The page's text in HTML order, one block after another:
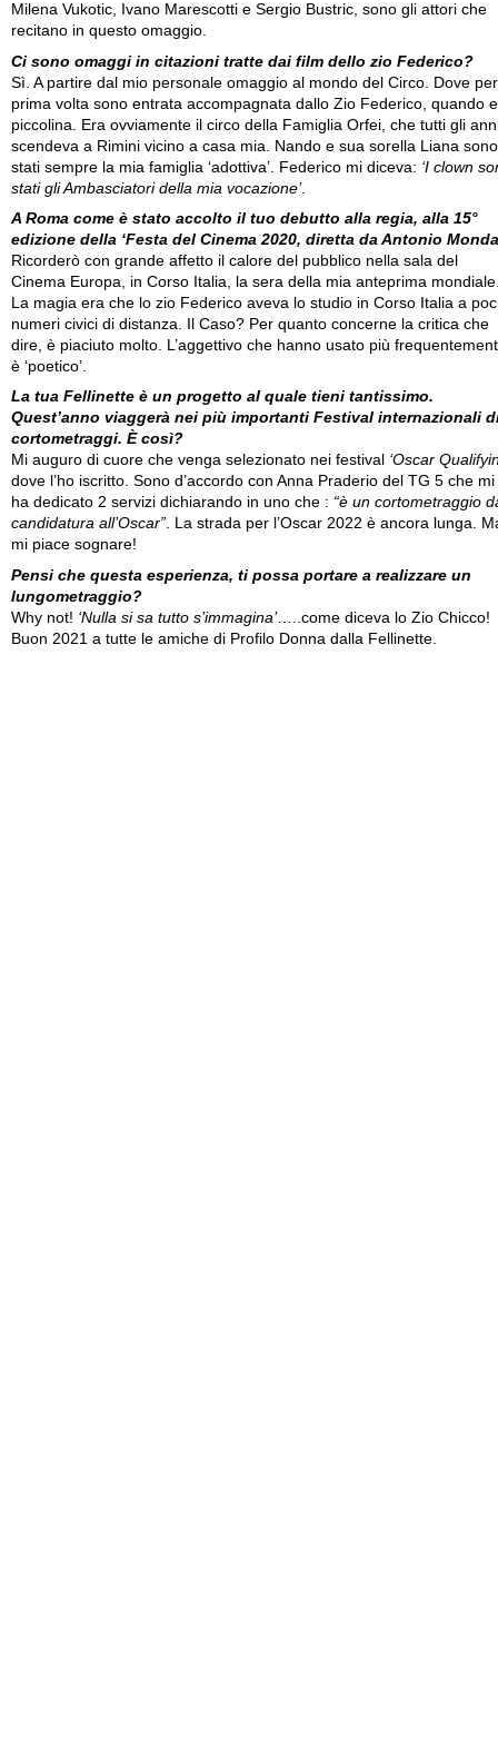
Milena Vukotic, Ivano Marescotti e Sergio Bustric, sono gli attori che
recitano in questo omaggio.
Ci sono omaggi in citazioni tratte dai film dello zio Federico?
Sì. A partire dal mio personale omaggio al mondo del Circo. Dove
prima volta sono entrata accompagnata dallo Zio Federico, quando
piccolina. Era ovviamente il circo della Famiglia Orfei, che tutti gli
scendeva a Rimini vicino a casa mia. Nando e sua sorella Liana sono
stati sempre la mia famiglia ‘adottiva’. Federico mi diceva: ‘I clown
stati gli Ambasciatori della mia vocazione’.
A Roma come è stato accolto il tuo debutto alla regia, alla 15°
edizione della ‘Festa del Cinema 2020, diretta da Antonio
Ricorderò con grande affetto il calore del pubblico nella sala del
Cinema Europa, in Corso Italia, la sera della mia anteprima
La magia era che lo zio Federico aveva lo studio in Corso Italia a
numeri civici di distanza. Il Caso? Per quanto concerne la critica che
dire, è piaciuto molto. L’aggettivo che hanno usato più
è ‘poetico’.
La tua Fellinette è un progetto al quale tieni tantissimo.
Quest’anno viaggerà nei più importanti Festival internazionali
cortometraggi. È così?
Mi auguro di cuore che venga selezionato nei festival ‘Oscar
dove l’ho iscritto. Sono d’accordo con Anna Praderio del TG 5 che mi
ha dedicato 2 servizi dichiarando in uno che : “è un cortometraggio
candidatura all’Oscar”. La strada per l’Oscar 2022 è ancora lunga.
mi piace sognare!
Pensi che questa esperienza, ti possa portare a realizzare un
lungometraggio?
Why not! ‘Nulla si sa tutto s’immagina’…..come diceva lo Zio Chicco!
Buon 2021 a tutte le amiche di Profilo Donna dalla Fellinette.